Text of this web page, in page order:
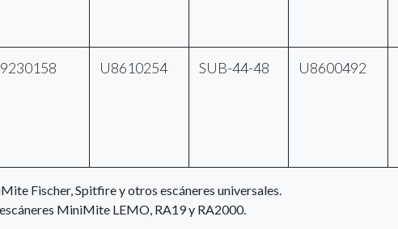
9230158 U8610254 SUB-44-48 U8600492
Fischer, Spitfire y otros escáneres universales.
MiniMite LEMO, RA19 y RA2000.